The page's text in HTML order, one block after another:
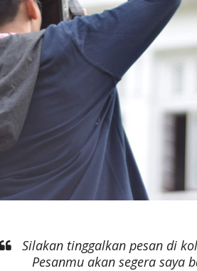
Silakan tinggalkan pesan di
Pesanmu akan segera saya